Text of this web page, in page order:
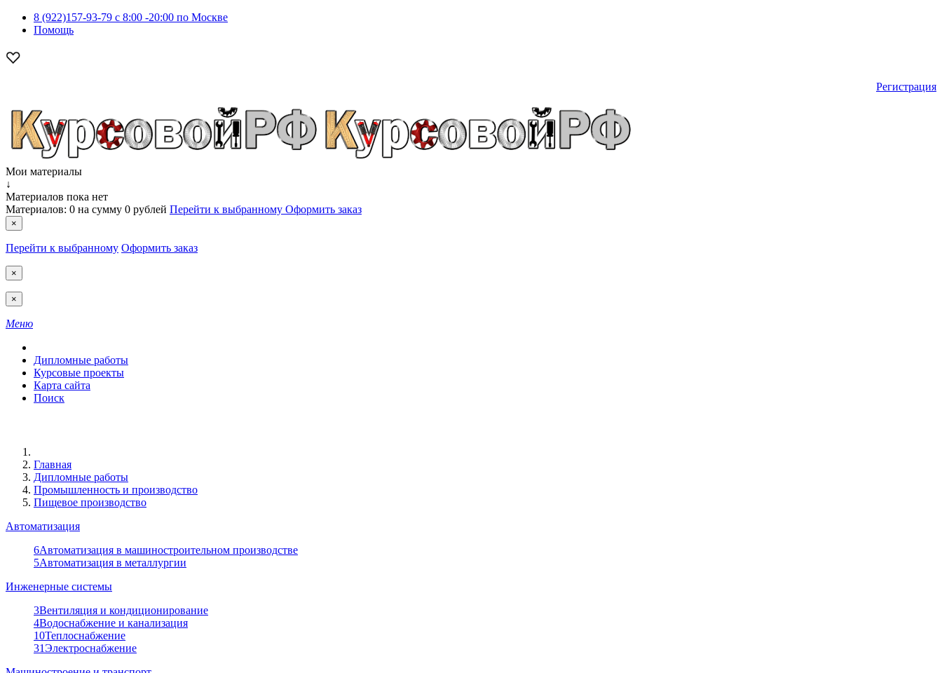
8 (922)157-93-79 c 8:00 -20:00 по Москве
Помощь
Регистрация
Мои материалы
↓
Материалов пока нет
Материалов: 0 на сумму 0 рублей Перейти к выбранному Оформить заказ
×
Перейти к выбранному Оформить заказ
×
×
Меню
Дипломные работы
Курсовые проекты
Карта сайта
Поиск
Главная
Дипломные работы
Промышленность и производство
Пищевое производство
Автоматизация
6Автоматизация в машиностроительном производстве
5Автоматизация в металлургии
Инженерные системы
3Вентиляция и кондиционирование
4Водоснабжение и канализация
10Теплоснабжение
31Электроснабжение